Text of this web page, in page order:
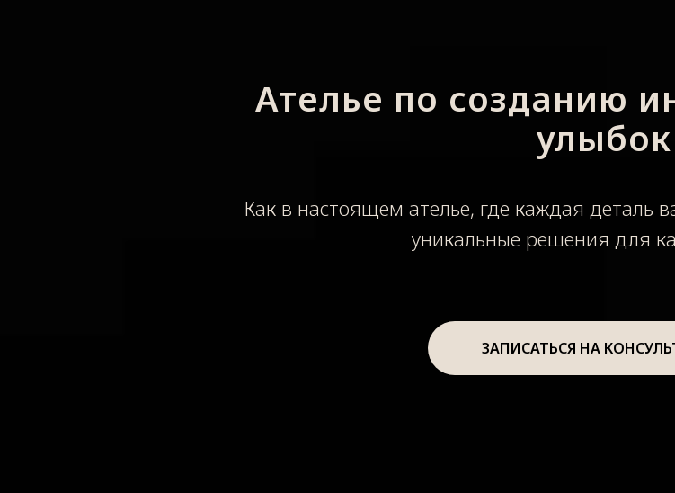
Ателье по созданию
улыбок
Как в настоящем ателье, где каждая деталь
уникальные решения для
ЗАПИСАТЬСЯ НА